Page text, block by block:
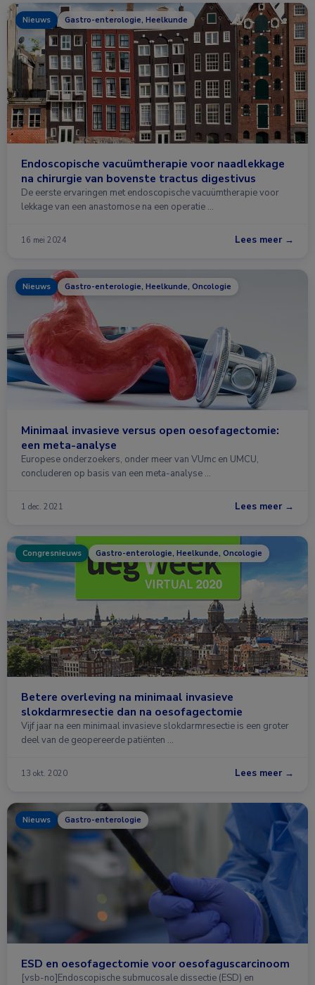
Nieuws Gastro-enterologie, Heelkunde
Endoscopische vacuümtherapie voor naadlekkage
na chirurgie van bovenste tractus digestivus
De eerste ervaringen met endoscopische vacuümtherapie voor
lekkage van een anastomose na een operatie …
16 mei 2024 Lees meer →
Nieuws Gastro-enterologie, Heelkunde, Oncologie
Minimaal invasieve versus open oesofagectomie:
een meta-analyse
Europese onderzoekers, onder meer van VUmc en UMCU,
concluderen op basis van een meta-analyse …
1 dec. 2021 Lees meer →
Congresnieuws Gastro-enterologie, Heelkunde, Oncologie
Betere overleving na minimaal invasieve
slokdarmresectie dan na oesofagectomie
Vijf jaar na een minimaal invasieve slokdarmresectie is een groter
deel van de geopereerde patiënten …
13 okt. 2020 Lees meer →
Nieuws Gastro-enterologie
ESD en oesofagectomie voor oesofaguscarcinoom
[vsb-no]Endoscopische submucosale dissectie (ESD) en